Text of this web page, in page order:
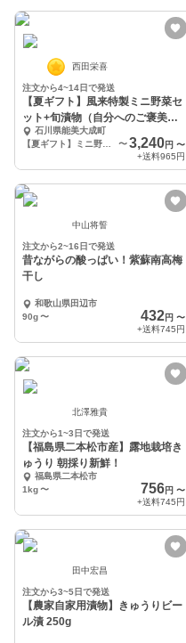
西田栄喜
注文から4~14日で発送
【夏ギフト】風来特製ミニ野菜セ
ット+旬漬物（自分へのご褒美に
も）石川県能美大成町
〜 3,240円 〜
+送料965円
中山将誓
注文から2~16日で発送
昔ながらの酸っぱい！紫蘇南高梅
干し
和歌山県田辺市
90g〜 432円 〜
+送料745円
北澤雅貴
注文から1~3日で発送
【福島県二本松市産】露地栽培き
ゅうり 朝採り新鮮！
福島県二本松市
1kg〜 756円 〜
+送料745円
田中宏昌
注文から3~5日で発送
【農家自家用漬物】きゅうりビー
ル漬 250g